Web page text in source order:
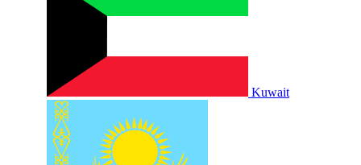
Kuwait